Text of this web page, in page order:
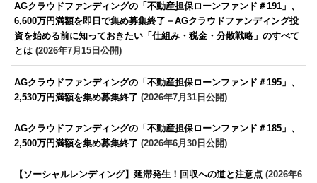
AGクラウドファンディングの「不動産担保ローンファンド＃191」、
6,600万円満額を即日で集め募集終了－AGクラウドファンディング投
資を始める前に知っておきたい「仕組み・税金・分散戦略」のすべて
とは (2026年7月15日公開)
AGクラウドファンディングの「不動産担保ローンファンド＃195」、
2,530万円満額を集め募集終了 (2026年7月31日公開)
AGクラウドファンディングの「不動産担保ローンファンド＃185」、
2,500万円満額を集め募集終了 (2026年6月30日公開)
【ソーシャルレンディング】延滞発生！回収への道と注意点 (2026年6